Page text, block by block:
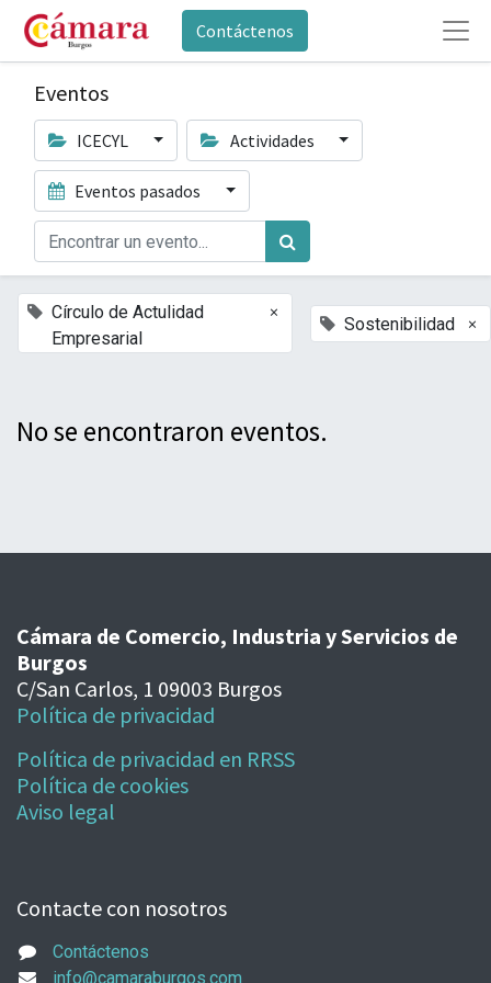
Contáctenos
Eventos
ICECYL Actividades
Eventos pasados
Círculo de Actulidad
Empresarial
×
Sostenibilidad ×
No se encontraron eventos.
Cámara de Comercio, Industria y Servicios de
Burgos
C/San Carlos, 1 09003 Burgos
Política de privacidad
Política de privacidad en RRSS
Política de cookies
Aviso legal
Contacte con nosotros
Contáctenos
info@camaraburgos.com